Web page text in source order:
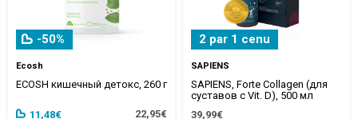
-50%
Ecosh
ECOSH кишечный детокс, 260 г
11,48€ 22,95€
2 par 1 cenu
SAPIENS
SAPIENS, Forte Collagen (для
суставов с Vit. D), 500 мл
39,99€